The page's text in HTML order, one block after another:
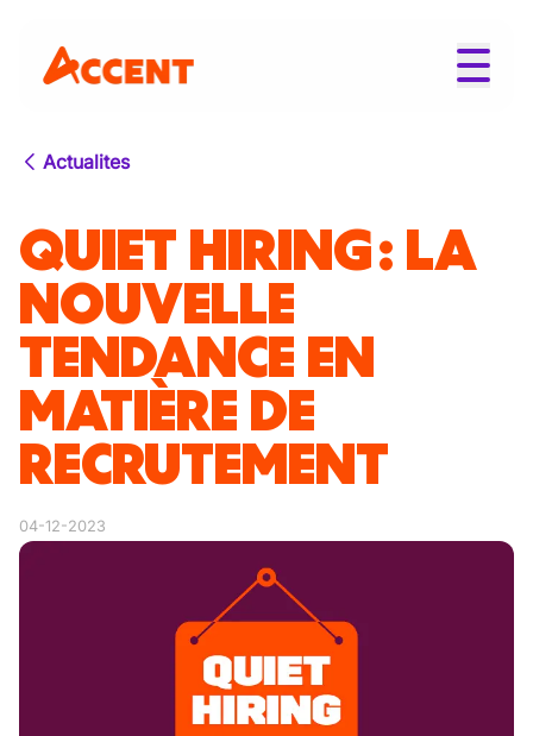
Actualites
QUIET HIRING : LA
NOUVELLE
TENDANCE EN
MATIÈRE DE
RECRUTEMENT
04-12-2023